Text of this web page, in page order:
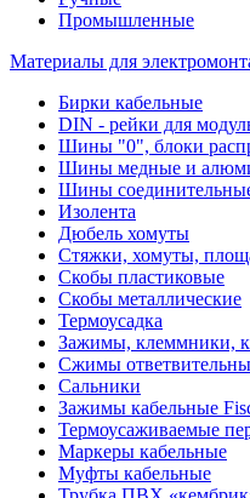
Промышленные
Материалы для
Бирки кабельные
DIN - рейки для
Шины "0", блоки
Шины медные и
Шины
Изолента
Дюбель хомуты
Стяжки, хомуты,
Скобы пластиковые
Скобы металлические
Термоусадка
Зажимы, клеммники,
Сжимы
Сальники
Зажимы кабельные
Термоусаживаемые
Маркеры кабельные
Муфты кабельные